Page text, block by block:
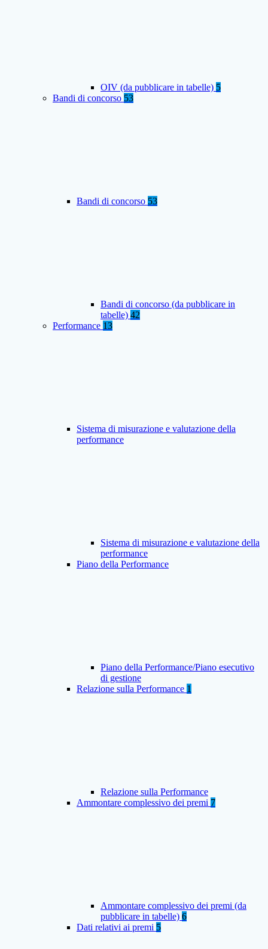
OIV (da pubblicare in tabelle) 5
Bandi di concorso 53
Bandi di concorso 53
Bandi di concorso (da pubblicare in
tabelle) 42
Performance 13
Sistema di misurazione e valutazione della
performance
Sistema di misurazione e valutazione della
performance
Piano della Performance
Piano della Performance/Piano esecutivo
di gestione
Relazione sulla Performance 1
Relazione sulla Performance
Ammontare complessivo dei premi 7
Ammontare complessivo dei premi (da
pubblicare in tabelle) 6
Dati relativi ai premi 5